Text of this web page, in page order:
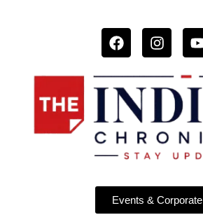
Events & Corporate